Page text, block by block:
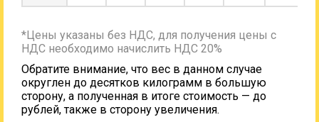
*Цены указаны без НДС, для получения цены с
НДС необходимо начислить НДС 20%
Обратите внимание, что вес в данном случае
округлен до десятков килограмм в большую
сторону, а полученная в итоге стоимость — до
рублей, также в сторону увеличения.